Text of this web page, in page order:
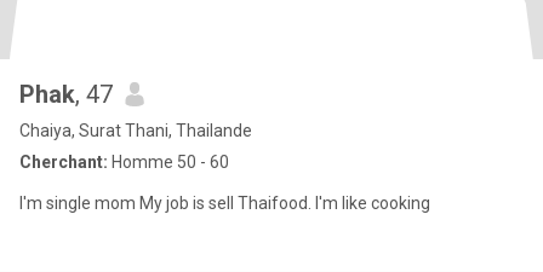
Phak, 47
Chaiya, Surat Thani, Thailande
Cherchant: Homme 50 - 60
I'm single mom My job is sell Thaifood. I'm like cooking